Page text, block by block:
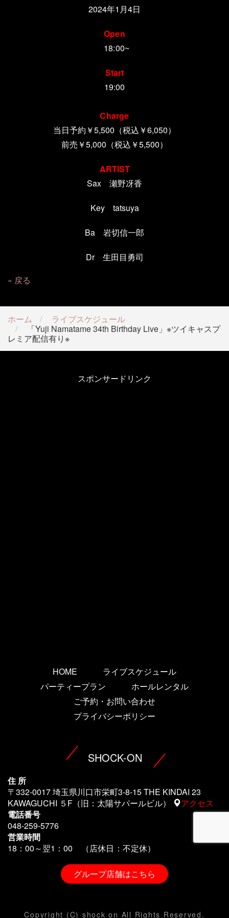
2024年1月4日
Open
18:00~
Start
19:00
Charge
当日予約￥5,500（税込￥6,050）
前売￥5,000（税込￥5,500）
ARTIST
Sax 瀬野冴香
Key tatsuya
Ba 岩切信一郎
Dr 生田目勇司
戻る
ホーム
ライブスケジュール
「Yuji Namatame 34th Birthday Live」※ツイキャスプ
レミア配信有り※
スポンサードリンク
HOME
ライブスケジュール
パーティープラン
ホールレンタル
ご予約・お問い合わせ
プライバシーポリシー
SHOCK-ON
住 所
〒332-0017 埼玉県川口市栄町3-8-15 THE KINDAI 23
KAWAGUCHI ５F（旧：太陽サパールビル）
アクセス
電話番号
048-259-5776
営業時間
18：00～翌1 ：00 （店休日：不定休）
グループ店舗はこちら
Copyright (C) shock on All Rights Reserved.